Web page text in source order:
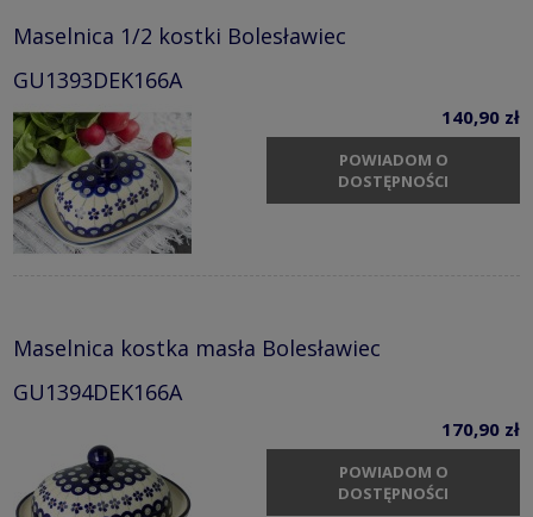
Maselnica 1/2 kostki Bolesławiec
GU1393DEK166A
140,90 zł
POWIADOM O
DOSTĘPNOŚCI
Maselnica kostka masła Bolesławiec
GU1394DEK166A
170,90 zł
POWIADOM O
DOSTĘPNOŚCI